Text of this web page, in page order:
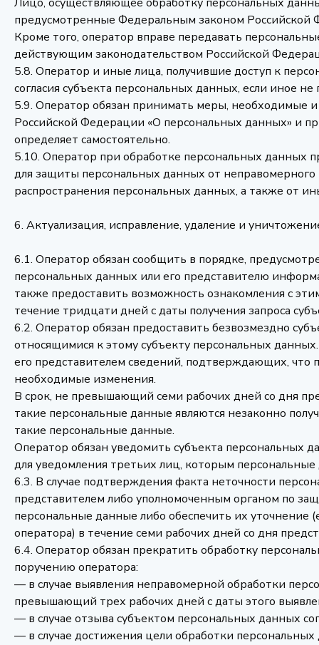
предусмотренные Федеральным законом Российской
Кроме того, оператор вправе передавать
действующим законодательством Российской
5.8. Оператор и иные лица, получившие доступ к
согласия субъекта персональных данных, если иное
5.9. Оператор обязан принимать меры, необходимые
Российской Федерации «О персональных данных» и
определяет самостоятельно.
5.10. Оператор при обработке персональных данных
для защиты персональных данных от неправомерного
распространения персональных данных, а также от
6. Актуализация, исправление, удаление и
6.1. Оператор обязан сообщить в порядке,
персональных данных или его представителю
также предоставить возможность ознакомления с
течение тридцати дней с даты получения запроса
6.2. Оператор обязан предоставить безвозмездно
относящимися к этому субъекту персональных
его представителем сведений, подтверждающих, что
необходимые изменения.
В срок, не превышающий семи рабочих дней со дня
такие персональные данные являются незаконно
такие персональные данные.
Оператор обязан уведомить субъекта
для уведомления третьих лиц, которым
6.3. В случае подтверждения факта неточности
представителем либо уполномоченным органом по
персональные данные либо обеспечить их
оператора) в течение семи рабочих дней со дня
6.4. Оператор обязан прекратить обработку
поручению оператора:
— в случае выявления неправомерной обработки
превышающий трех рабочих дней с даты этого
— в случае отзыва субъектом персональных данных
— в случае достижения цели обработки